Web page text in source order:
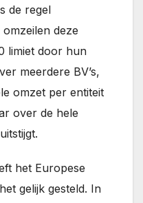
de regel
deze
limiet door hun
meerdere BV’s,
omzet per entiteit
over de hele
het Europese
gelijk gesteld. In